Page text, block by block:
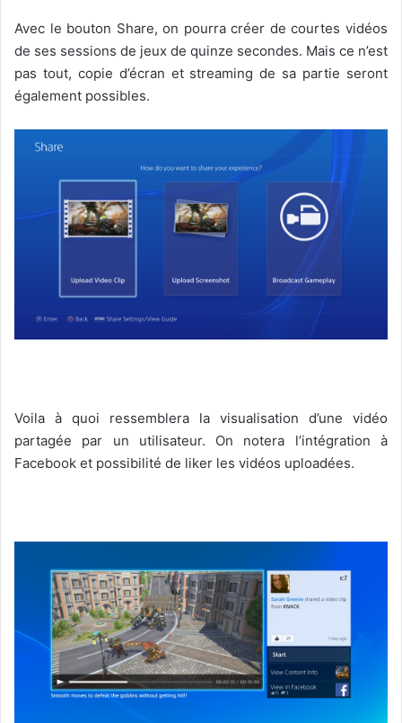
Avec le bouton Share, on pourra créer de courtes vidéos
de ses sessions de jeux de quinze secondes. Mais ce n’est
pas tout, copie d’écran et streaming de sa partie seront
également possibles.
Voila à quoi ressemblera la visualisation d’une vidéo
partagée par un utilisateur. On notera l’intégration à
Facebook et possibilité de liker les vidéos uploadées.